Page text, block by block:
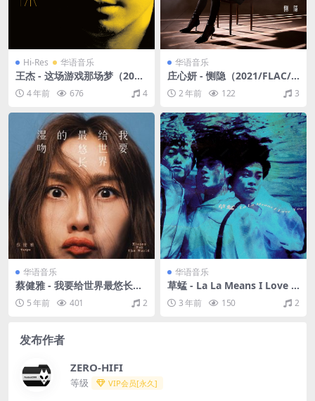
Hi-Res 华语音乐
王杰 - 这场游戏那场梦（202
3/FLAC/分轨/605M）(24bit/
48kHz))
4 年前 676 4
华语音乐
庄心妍 - 恻隐（2021/FLAC/
分轨/269M）
2 年前 122 3
华语音乐
蔡健雅 - 我要给世界最悠长的
湿吻（2018/FLAC/分轨/248
M）5 年前 401 2
华语音乐
草蜢 - La La Means I Love Y
ou（1992/FLAC/分轨/359
M）3 年前 150 2
发布作者
ZERO-HIFI
等级 VIP会员[永久]